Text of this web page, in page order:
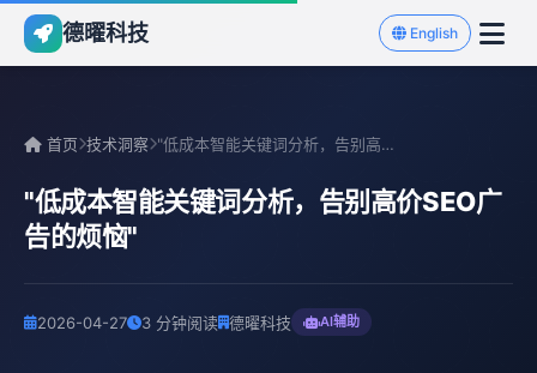
德曜科技 English
首页 技术洞察 "低成本智能关键词分析，告别高价SEO广告的烦恼"
"低成本智能关键词分析，告别高价SEO广
告的烦恼"
2026-04-27 3 分钟阅读 德曜科技 AI辅助